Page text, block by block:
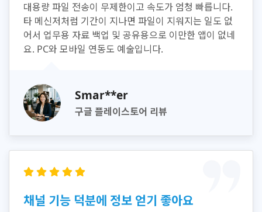
대용량 파일 전송이 무제한이고 속도가 엄청 빠릅니다.
타 메신저처럼 기간이 지나면 파일이 지워지는 일도 없
어서 업무용 자료 백업 및 공유용으로 이만한 앱이 없네
요. PC와 모바일 연동도 예술입니다.
Smar**er
구글 플레이스토어 리뷰
채널 기능 덕분에 정보 얻기 좋아요